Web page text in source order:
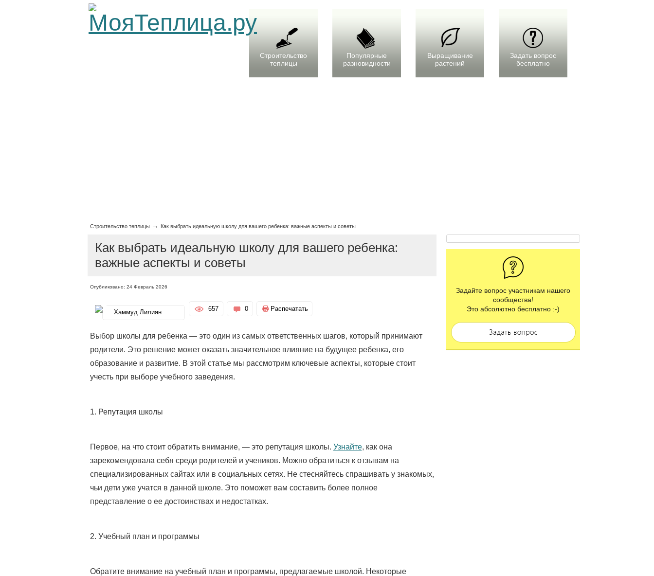
Строительство
теплицы
Популярные
разновидности
Выращивание
растений
Задать вопрос
бесплатно
Строительство теплицы→ Как выбрать идеальную школу для вашего ребенка: важные аспекты и советы
Как выбрать идеальную школу для вашего ребенка:
важные аспекты и советы
Опубликовано: 24 Февраль 2026
Хаммуд Лилиян 657 0 Распечатать
Выбор школы для ребенка — это один из самых ответственных шагов, который принимают
родители. Это решение может оказать значительное влияние на будущее ребенка, его
образование и развитие. В этой статье мы рассмотрим ключевые аспекты, которые стоит
учесть при выборе учебного заведения.
1. Репутация школы
Первое, на что стоит обратить внимание, — это репутация школы. Узнайте, как она
зарекомендовала себя среди родителей и учеников. Можно обратиться к отзывам на
специализированных сайтах или в социальных сетях. Не стесняйтесь спрашивать у знакомых,
чьи дети уже учатся в данной школе. Это поможет вам составить более полное
представление о ее достоинствах и недостатках.
2. Учебный план и программы
Обратите внимание на учебный план и программы, предлагаемые школой. Некоторые
Задайте вопрос участникам нашего
сообщества!
Это абсолютно бесплатно :-)